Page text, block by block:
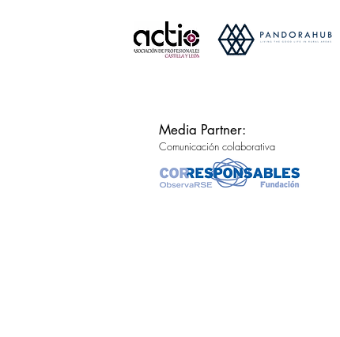
Media Partner:
Comunicación colaborativa